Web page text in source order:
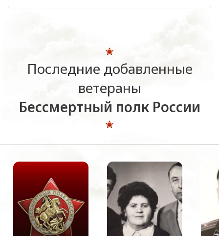
Последние добавленные
ветераны
Бессмертный полк России